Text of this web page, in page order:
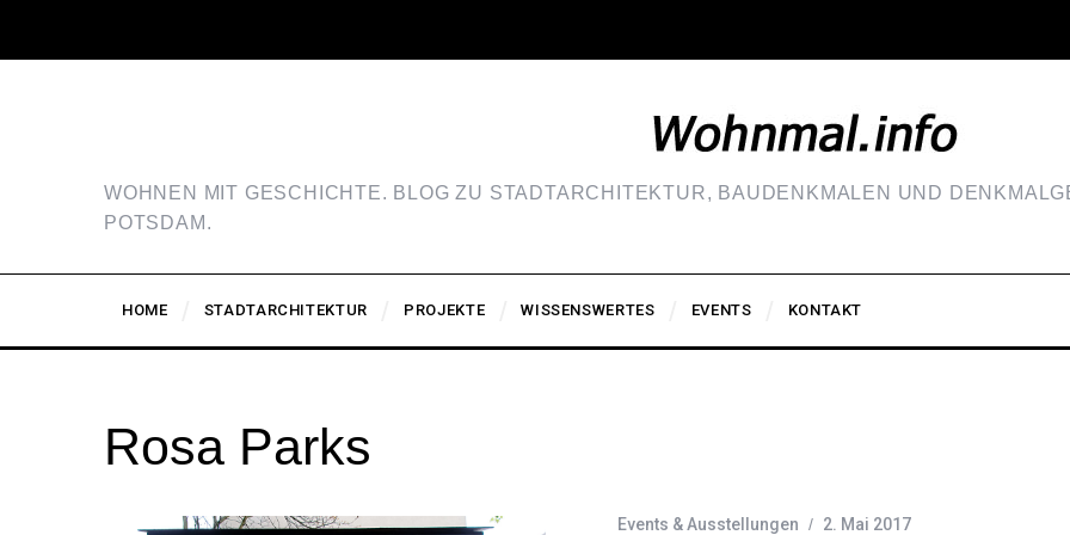
WOHNEN MIT GESCHICHTE. BLOG ZU STADTARCHITEKTUR, BAUDENKMALEN UND
POTSDAM.
HOME STADTARCHITEKTUR PROJEKTE WISSENSWERTES EVENTS KONTAKT
Rosa Parks
Events & Ausstellungen 2. Mai 2017